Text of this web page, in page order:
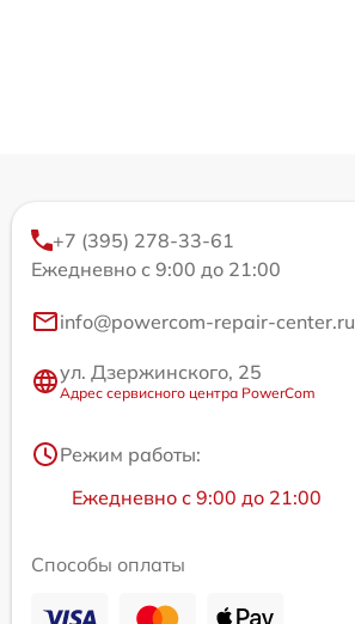
+7 (395) 278-33-61
Ежедневно с 9:00 до 21:00
info@powercom-repair-center.ru
ул. Дзержинского, 25
Адрес сервисного центра PowerCom
Режим работы:
Ежедневно с 9:00 до 21:00
Способы оплаты